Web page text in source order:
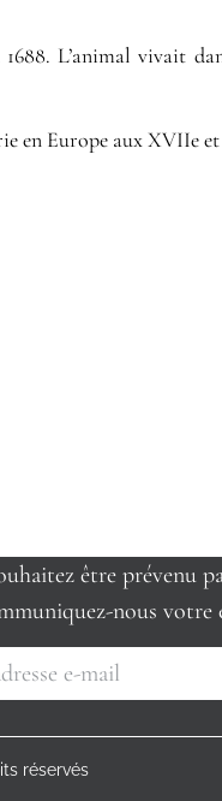
L’animal vivait
en Europe aux XVIIe
être prévenu
nous votre
réservés